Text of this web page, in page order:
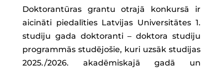
Doktorantūras grantu otrajā konkursā ir
aicināti piedalīties Latvijas Universitātes 1.
studiju gada doktoranti – doktora studiju
programmās studējošie, kuri uzsāk studijas
2025./2026. akadēmiskajā gadā un